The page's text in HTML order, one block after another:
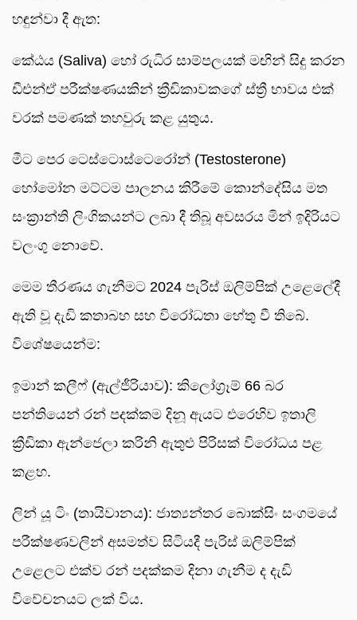
හඳුන්වා දී ඇත:
කේඨය (Saliva) හෝ රුධිර සාම්පලයක් මඟින් සිදු කරන
ඩීඑන්ඒ පරීක්ෂණයකින් ක්‍රීඩිකාවකගේ ස්ත්‍රී භාවය එක්
වරක් පමණක් තහවුරු කළ යුතුය.
මීට පෙර ටෙස්ටොස්ටෙරෝන් (Testosterone)
හෝමෝන මට්ටම පාලනය කිරීමේ කොන්දේසිය මත
සංක්‍රාන්ති ලිංගිකයන්ට ලබා දී තිබූ අවසරය මින් ඉදිරියට
වලංගු නොවේ.
මෙම තීරණය ගැනීමට 2024 පැරිස් ඔලිම්පික් උළෙලේදී
ඇති වූ දැඩි කතාබහ සහ විරෝධතා හේතු වී තිබේ.
විශේෂයෙන්ම:
ඉමාන් කලීෆ් (ඇල්ජීරියාව): කිලෝග්‍රෑම් 66 බර
පන්තියෙන් රන් පදක්කම දිනූ ඇයට එරෙහිව ඉතාලි
ක්‍රීඩිකා ඇන්ජෙලා කරිනි ඇතුළු පිරිසක් විරෝධය පළ
කළහ.
ලින් යූ ටිං (තායිවානය): ජාත්‍යන්තර බොක්සිං සංගමයේ
පරීක්ෂණවලින් අසමත්ව සිටියදී පැරිස් ඔලිම්පික්
උළෙලට එක්ව රන් පදක්කම දිනා ගැනීම ද දැඩි
විවේචනයට ලක් විය.